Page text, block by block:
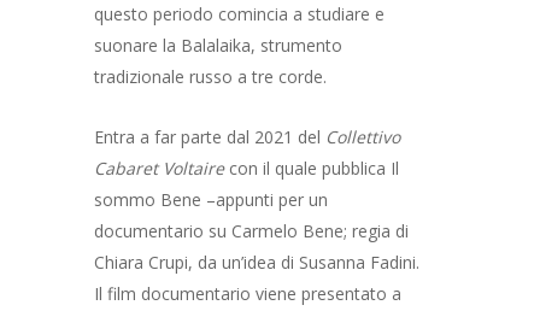
questo periodo comincia a studiare e
suonare la Balalaika, strumento
tradizionale russo a tre corde.
Entra a far parte dal 2021 del Collettivo
Cabaret Voltairecon il quale pubblica Il
sommo Bene –appunti per un
documentario su Carmelo Bene; regia di
Chiara Crupi, da un’idea di Susanna Fadini.
Il film documentario viene presentato a